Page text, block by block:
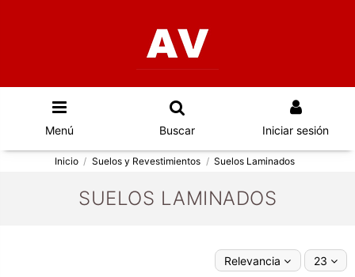
Menú Buscar Iniciar sesión
Inicio Suelos y Revestimientos Suelos Laminados
SUELOS LAMINADOS
Relevancia 23